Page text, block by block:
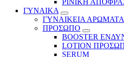
ΓΥΝΑΙΚΑ
ΓΥΝΑΙΚΕΙΑ ΑΡΩΜΑΤΑ
ΠΡΟΣΩΠΟ
BOOSTER
LOTION
SERUM